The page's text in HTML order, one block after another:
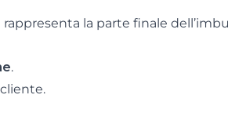
rappresenta la parte finale
.